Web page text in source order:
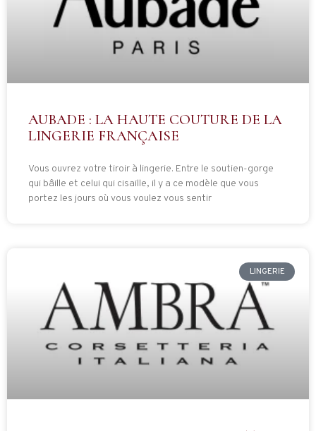
AUBADE : LA HAUTE COUTURE DE LA
LINGERIE FRANÇAISE
Vous ouvrez votre tiroir à lingerie. Entre le soutien-gorge
qui bâille et celui qui cisaille, il y a ce modèle que vous
portez les jours où vous voulez vous sentir
LINGERIE